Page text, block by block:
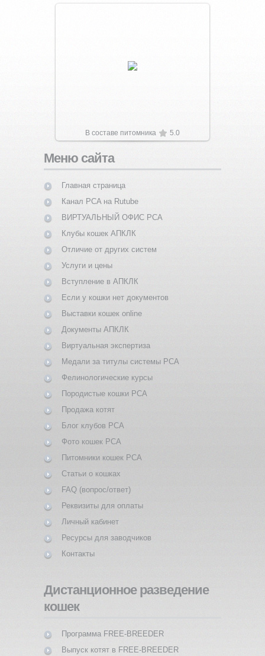
Увеличить
В составе питомника 5.0
Меню сайта
Главная страница
Канал PCA на Rutube
ВИРТУАЛЬНЫЙ ОФИС PCA
Клубы кошек АПКЛК
Отличие от других систем
Услуги и цены
Вступление в АПКЛК
Если у кошки нет документов
Выставки кошек online
Документы АПКЛК
Виртуальная экспертиза
Медали за титулы системы PCA
Фелинологические курсы
Породистые кошки PCA
Продажа котят
Блог клубов PCA
Фото кошек PCA
Питомники кошек PCA
Статьи о кошках
FAQ (вопрос/ответ)
Реквизиты для оплаты
Личный кабинет
Ресурсы для заводчиков
Контакты
Дистанционное разведение
кошек
Программа FREE-BREEDER
Выпуск котят в FREE-BREEDER